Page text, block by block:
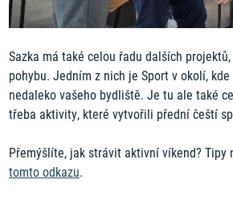
Sazka má také celou řadu dalších
pohybu. Jedním z nich je Sport v okolí,
nedaleko vašeho bydliště. Je tu ale také
třeba aktivity, které vytvořili přední čeští
Přemýšlíte, jak strávit aktivní víkend? Tipy
tomto odkazu.